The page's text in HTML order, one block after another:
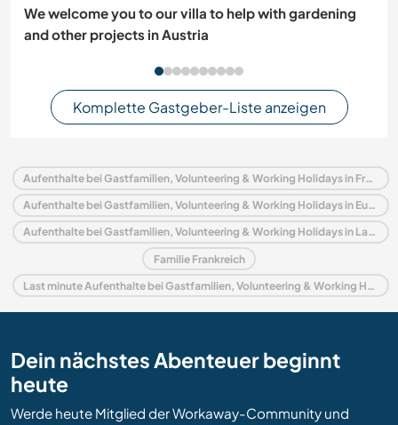
We welcome you to our villa to help with gardening
and other projects in Austria
Komplette Gastgeber-Liste anzeigen
Aufenthalte bei Gastfamilien, Volunteering & Working Holidays in Frankreich
Aufenthalte bei Gastfamilien, Volunteering & Working Holidays in Europa
Aufenthalte bei Gastfamilien, Volunteering & Working Holidays in Languedoc-Roussillon
Familie Frankreich
Last minute Aufenthalte bei Gastfamilien, Volunteering & Working Holidays in Frankreich
Dein nächstes Abenteuer beginnt
heute
Werde heute Mitglied der Workaway-Community und